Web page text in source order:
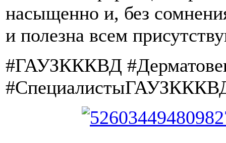
насыщенно и, без
и полезна всем
#ГАУЗКККВД